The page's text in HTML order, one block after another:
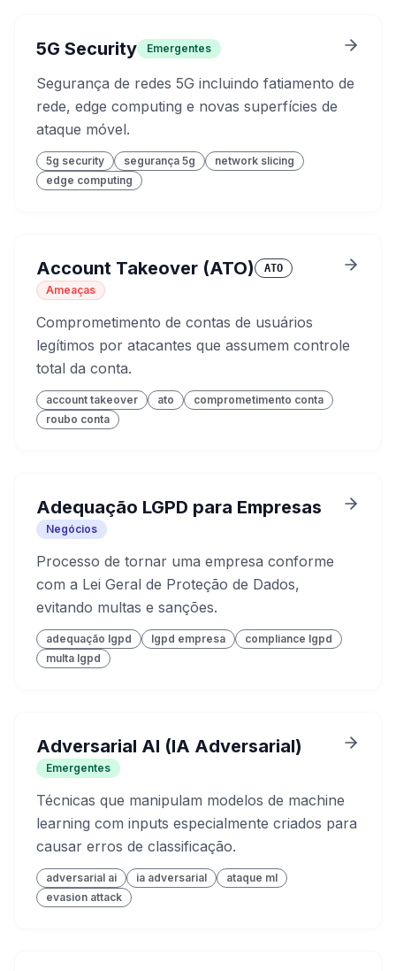
5G Security Emergentes
Segurança de redes 5G incluindo fatiamento de
rede, edge computing e novas superfícies de
ataque móvel.
5g security segurança 5g
network slicing
edge computing
Account Takeover (ATO) ATO
Ameaças
Comprometimento de contas de usuários
legítimos por atacantes que assumem controle
total da conta.
account takeover ato
comprometimento conta
roubo conta
Adequação LGPD para Empresas
Negócios
Processo de tornar uma empresa conforme
com a Lei Geral de Proteção de Dados,
evitando multas e sanções.
adequação lgpd lgpd empresa
compliance lgpd
multa lgpd
Adversarial AI (IA Adversarial)
Emergentes
Técnicas que manipulam modelos de machine
learning com inputs especialmente criados para
causar erros de classificação.
adversarial ai ia adversarial
ataque ml
evasion attack